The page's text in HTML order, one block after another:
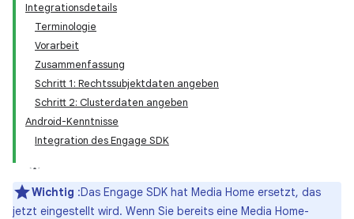
Integrationsdetails
Terminologie
Vorarbeit
Zusammenfassung
Schritt 1: Rechtssubjektdaten angeben
Schritt 2: Clusterdaten angeben
Android-Kenntnisse
Integration des Engage SDK
Wichtig :Das Engage SDK hat Media Home ersetzt, das
jetzt eingestellt wird. Wenn Sie bereits eine Media Home-